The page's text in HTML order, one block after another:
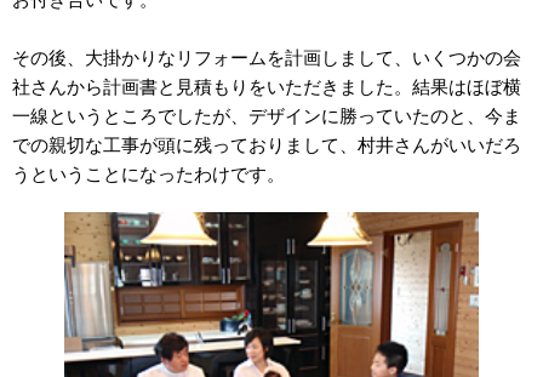
その後、大掛かりなリフォームを計画しまして、いくつかの会
社さんから計画書と見積もりをいただきました。結果はほぼ横
一線というところでしたが、デザインに勝っていたのと、今ま
での親切な工事が頭に残っておりまして、村井さんがいいだろ
うということになったわけです。